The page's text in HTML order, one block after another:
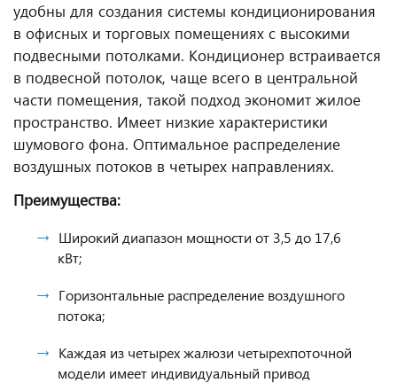
удобны для создания системы кондиционирования
в офисных и торговых помещениях с высокими
подвесными потолками. Кондиционер встраивается
в подвесной потолок, чаще всего в центральной
части помещения, такой подход экономит жилое
пространство. Имеет низкие характеристики
шумового фона. Оптимальное распределение
воздушных потоков в четырех направлениях.
Преимущества:
Широкий диапазон мощности от 3,5 до 17,6
кВт;
Горизонтальные распределение воздушного
потока;
Каждая из четырех жалюзи четырехпоточной
модели имеет индивидуальный привод